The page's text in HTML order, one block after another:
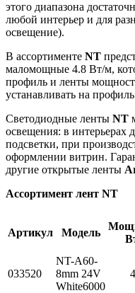
этого диапазона
любой интерьер и для
освещение).
В ассортименте NT
маломощные 4.8 Вт/м,
профиль и ленты
устанавливать на
Светодиодные ленты NT
освещения: в интерьерах
подсветки, при
оформлении витрин.
другие открытые ленты
Ассортимент лент NT
Артикул Модель
033520
NT-A60-
8mm 24V
White6000